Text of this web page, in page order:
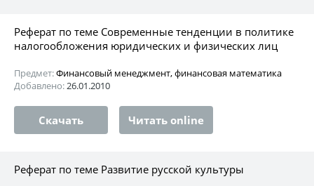
Реферат по теме Современные тенденции в политике
налогообложения юридических и физических лиц
Предмет:Финансовый менеджмент, финансовая математика
Добавлено:26.01.2010
Скачать Читать online
Реферат по теме Развитие русской культуры